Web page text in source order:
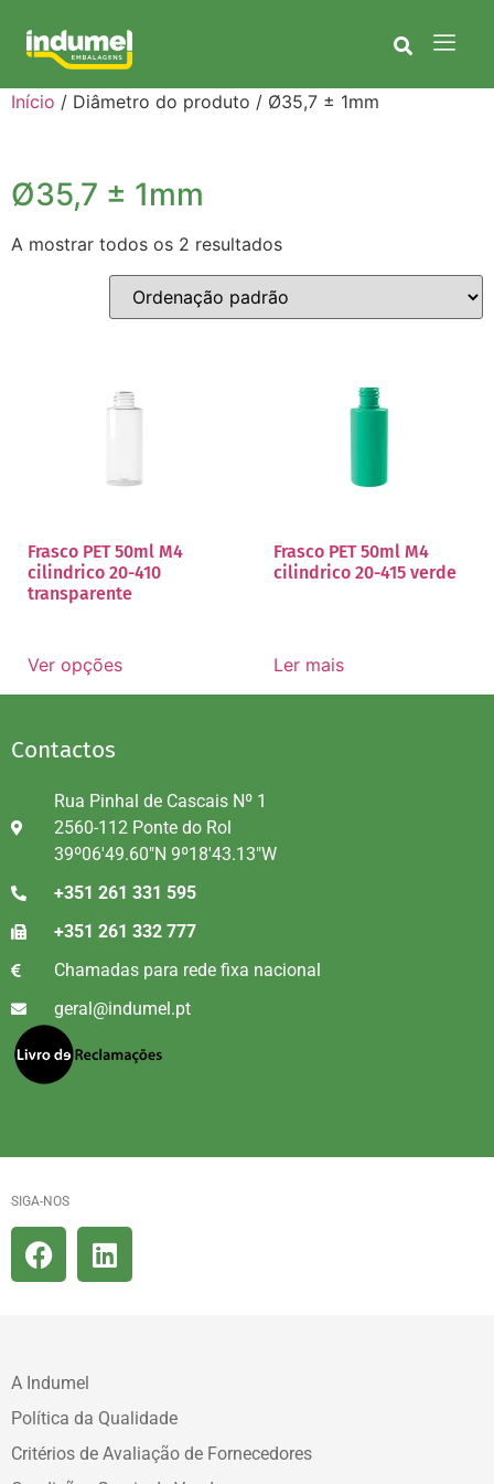
Início / Diâmetro do produto / Ø35,7 ± 1mm
Ø35,7 ± 1mm
A mostrar todos os 2 resultados
Frasco PET 50ml M4
cilindrico 20-410
transparente
Ver opções
Frasco PET 50ml M4
cilindrico 20-415 verde
Ler mais
Contactos
Rua Pinhal de Cascais Nº 1
2560-112 Ponte do Rol
39º06'49.60"N 9º18'43.13"W
+351 261 331 595
+351 261 332 777
Chamadas para rede fixa nacional
geral@indumel.pt
SIGA-NOS
A Indumel
Política da Qualidade
Critérios de Avaliação de Fornecedores